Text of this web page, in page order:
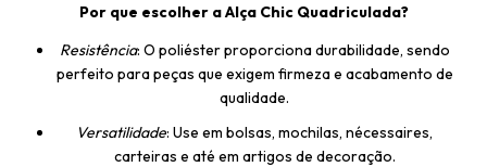
Por que escolher a Alça Chic Quadriculada?
Resistência: O poliéster proporciona durabilidade, sendo
perfeito para peças que exigem firmeza e acabamento de
qualidade.
Versatilidade: Use em bolsas, mochilas, nécessaires,
carteiras e até em artigos de decoração.